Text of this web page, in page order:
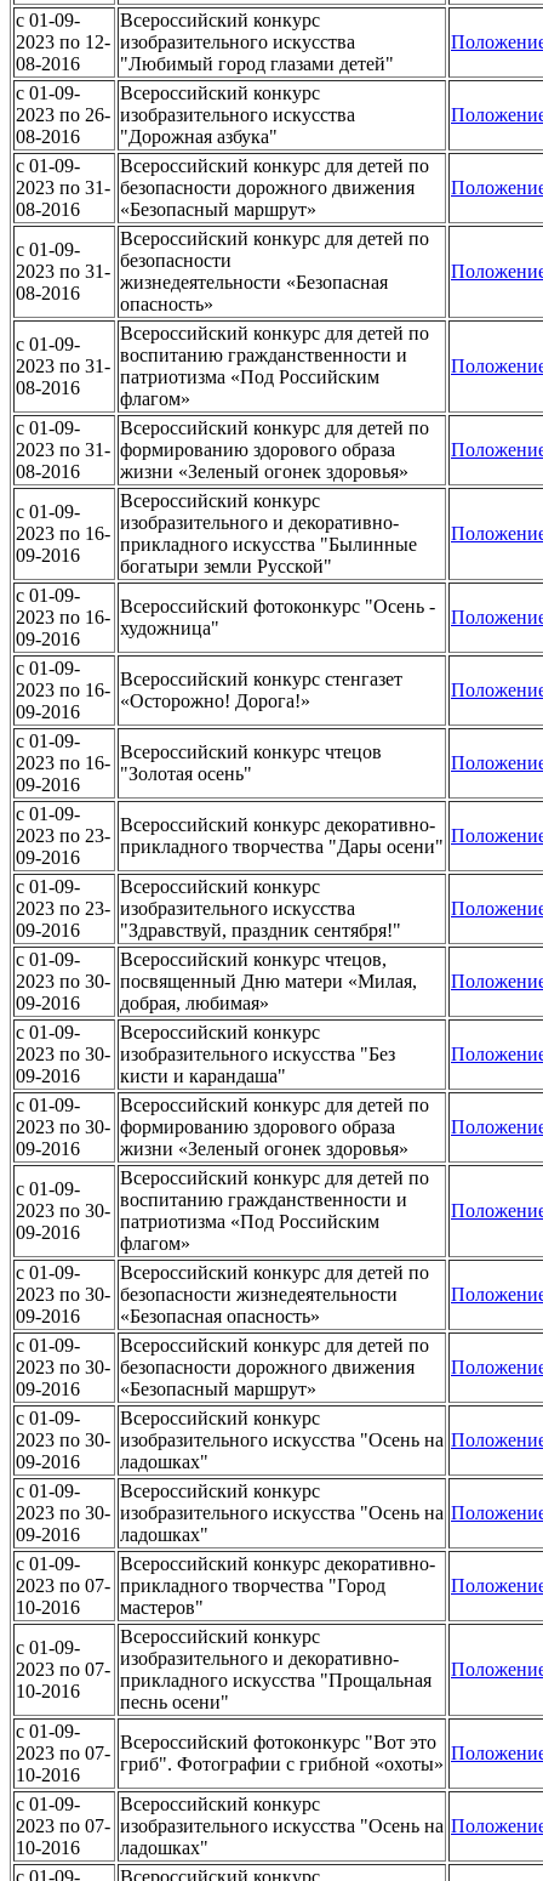
c 01-09-
2023 по 12-
08-2016
Всероссийский конкурс
изобразительного искусства
"Любимый город глазами детей"
c 01-09-
2023 по 26-
08-2016
Всероссийский конкурс
изобразительного искусства
"Дорожная азбука"
c 01-09-
2023 по 31-
08-2016
Всероссийский конкурс для детей по
безопасности дорожного движения
«Безопасный маршрут»
c 01-09-
2023 по 31-
08-2016
Всероссийский конкурс для детей по
безопасности
жизнедеятельности «Безопасная
опасность»
c 01-09-
2023 по 31-
08-2016
Всероссийский конкурс для детей по
воспитанию гражданственности и
патриотизма «Под Российским
флагом»
c 01-09-
2023 по 31-
08-2016
Всероссийский конкурс для детей по
формированию здорового образа
жизни «Зеленый огонек здоровья»
c 01-09-
2023 по 16-
09-2016
Всероссийский конкурс
изобразительного и декоративно-
прикладного искусства "Былинные
богатыри земли Русской"
c 01-09-
2023 по 16-
09-2016
Всероссийский фотоконкурс "Осень -
художница"
c 01-09-
2023 по 16-
09-2016
Всероссийский конкурс стенгазет
«Осторожно! Дорога!»
c 01-09-
2023 по 16-
09-2016
Всероссийский конкурс чтецов
"Золотая осень"
c 01-09-
2023 по 23-
09-2016
Всероссийский конкурс декоративно-
прикладного творчества "Дары осени"
c 01-09-
2023 по 23-
09-2016
Всероссийский конкурс
изобразительного искусства
"Здравствуй, праздник сентября!"
c 01-09-
2023 по 30-
09-2016
Всероссийский конкурс чтецов,
посвященный Дню матери «Милая,
добрая, любимая»
c 01-09-
2023 по 30-
09-2016
Всероссийский конкурс
изобразительного искусства "Без
кисти и карандаша"
c 01-09-
2023 по 30-
09-2016
Всероссийский конкурс для детей по
формированию здорового образа
жизни «Зеленый огонек здоровья»
c 01-09-
2023 по 30-
09-2016
Всероссийский конкурс для детей по
воспитанию гражданственности и
патриотизма «Под Российским
флагом»
c 01-09-
2023 по 30-
09-2016
Всероссийский конкурс для детей по
безопасности жизнедеятельности
«Безопасная опасность»
c 01-09-
2023 по 30-
09-2016
Всероссийский конкурс для детей по
безопасности дорожного движения
«Безопасный маршрут»
c 01-09-
2023 по 30-
09-2016
Всероссийский конкурс
изобразительного искусства "Осень на
ладошках"
c 01-09-
2023 по 30-
09-2016
Всероссийский конкурс
изобразительного искусства "Осень на
ладошках"
c 01-09-
2023 по 07-
10-2016
Всероссийский конкурс декоративно-
прикладного творчества "Город
мастеров"
c 01-09-
2023 по 07-
10-2016
Всероссийский конкурс
изобразительного и декоративно-
прикладного искусства "Прощальная
песнь осени"
c 01-09-
2023 по 07-
10-2016
Всероссийский фотоконкурс "Вот это
гриб". Фотографии с грибной «охоты»
c 01-09-
2023 по 07-
10-2016
Всероссийский конкурс
изобразительного искусства "Осень на
ладошках"